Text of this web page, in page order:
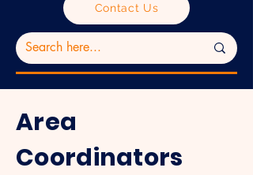
Contact Us
Area
Coordinators